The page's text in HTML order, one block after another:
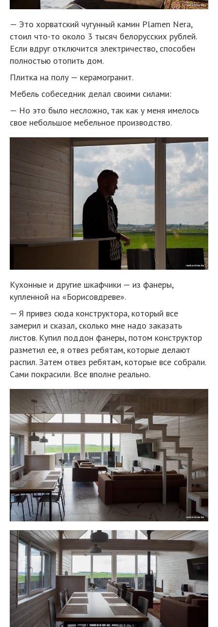
— Это хорватский чугунный камин Plamen Nera,
стоил что-то около 3 тысяч белорусских рублей.
Если вдруг отключится электричество, способен
полностью отопить дом.
Плитка на полу — керамогранит.
Мебель собеседник делал своими силами:
— Но это было несложно, так как у меня имелось
свое небольшое мебельное производство.
Кухонные и другие шкафчики — из фанеры,
купленной на «Борисовдреве».
— Я привез сюда конструктора, который все
замерил и сказал, сколько мне надо заказать
листов. Купил поддон фанеры, потом конструктор
разметил ее, я отвез ребятам, которые делают
распил. Затем отвез ребятам, которые все собрали.
Сами покрасили. Все вполне реально.